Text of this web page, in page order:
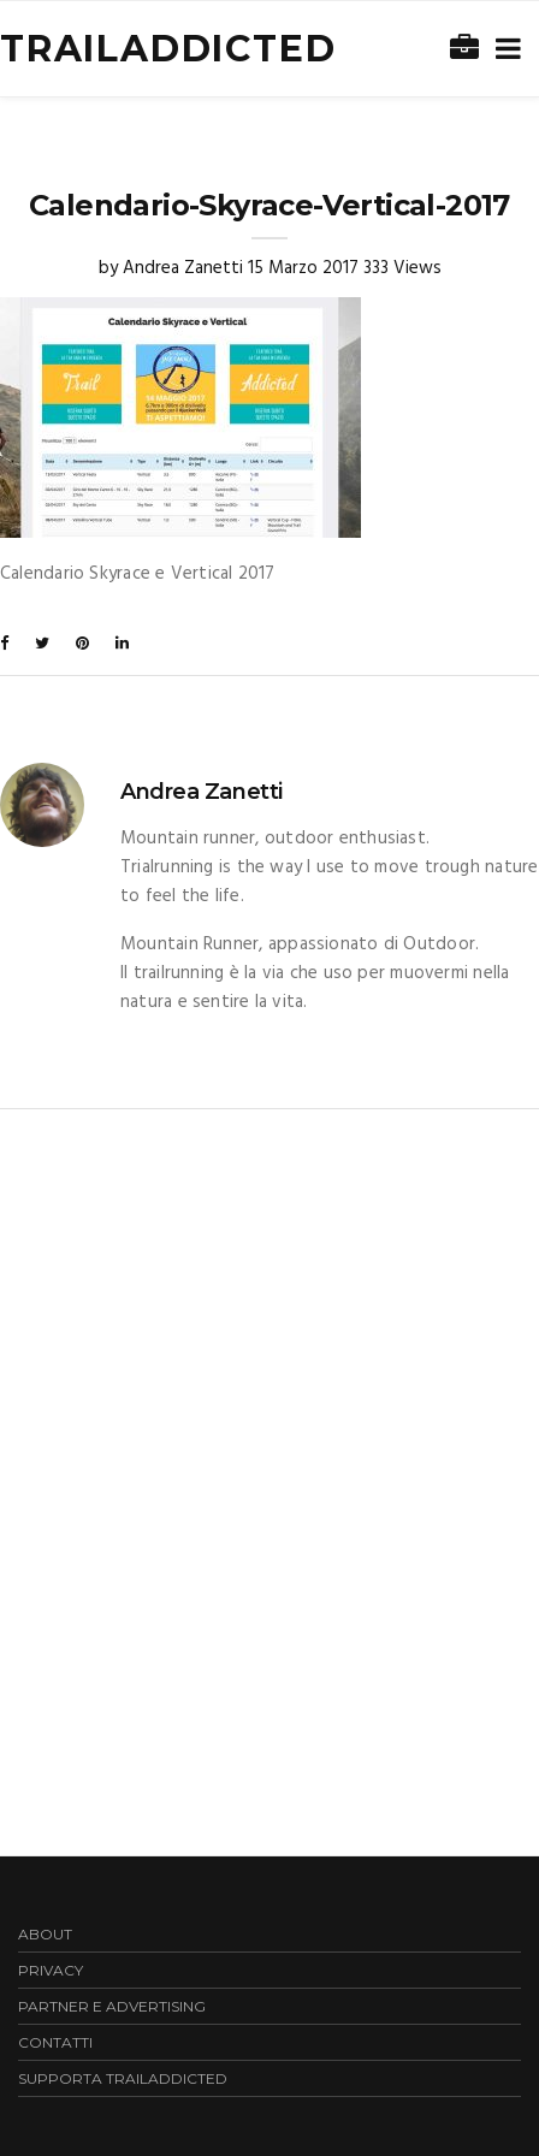
TRAILADDICTED
Calendario-Skyrace-Vertical-2017
byAndrea Zanetti 15 Marzo 2017 333 Views
Calendario Skyrace e Vertical 2017
Andrea Zanetti
Mountain runner, outdoor enthusiast.
Trialrunning is the way I use to move trough nature
to feel the life.
Mountain Runner, appassionato di Outdoor.
Il trailrunning è la via che uso per muovermi nella
natura e sentire la vita.
ABOUT
PRIVACY
PARTNER E ADVERTISING
CONTATTI
SUPPORTA TRAILADDICTED